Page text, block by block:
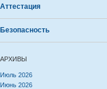
Аттестация
Безопасность
АРХИВЫ
Июль 2026
Июнь 2026